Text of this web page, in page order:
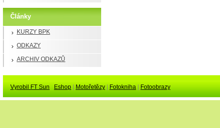
Články
KURZY BPK
ODKAZY
ARCHIV ODKAZŮ
Vyrobil FT Sun Eshop Motořetězy Fotokniha Fotoobrazy